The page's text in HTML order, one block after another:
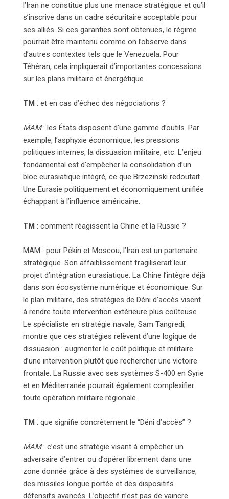
l’Iran ne constitue plus une menace stratégique et qu’il
s’inscrive dans un cadre sécuritaire acceptable pour
ses alliés. Si ces garanties sont obtenues, le régime
pourrait être maintenu comme on l’observe dans
d’autres contextes tels que le Venezuela. Pour
Téhéran, cela impliquerait d’importantes concessions
sur les plans militaire et énergétique.
TM : et en cas d’échec des négociations ?
MAM: les États disposent d’une gamme d’outils. Par
exemple, l’asphyxie économique, les pressions
politiques internes, la dissuasion militaire, etc. L’enjeu
fondamental est d’empêcher la consolidation d’un
bloc eurasiatique intégré, ce que Brzezinski redoutait.
Une Eurasie politiquement et économiquement unifiée
échappant à l’influence américaine.
TM : comment réagissent la Chine et la Russie ?
MAM : pour Pékin et Moscou, l’Iran est un partenaire
stratégique. Son affaiblissement fragiliserait leur
projet d’intégration eurasiatique. La Chine l’intègre déjà
dans son écosystème numérique et économique. Sur
le plan militaire, des stratégies de Déni d’accès visent
à rendre toute intervention extérieure plus coûteuse.
Le spécialiste en stratégie navale, Sam Tangredi,
montre que ces stratégies relèvent d’une logique de
dissuasion : augmenter le coût politique et militaire
d’une intervention plutôt que rechercher une victoire
frontale. La Russie avec ses systèmes S-400 en Syrie
et en Méditerranée pourrait également complexifier
toute opération militaire régionale.
TM : que signifie concrètement le “Déni d’accès” ?
MAM: c’est une stratégie visant à empêcher un
adversaire d’entrer ou d’opérer librement dans une
zone donnée grâce à des systèmes de surveillance,
des missiles longue portée et des dispositifs
défensifs avancés. L’objectif n’est pas de vaincre